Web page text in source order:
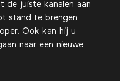
de juiste kanalen aan
stand te brengen
Ook kan hij u
naar een nieuwe